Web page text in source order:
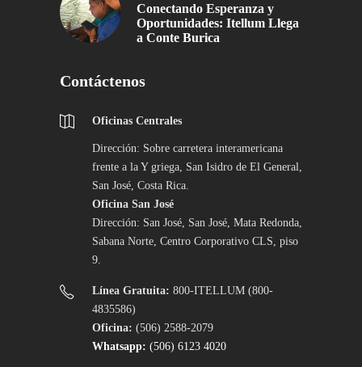
Conectando Esperanza y
Oportunidades: Itellum Llega
a Conte Burica
Contáctenos
Oficinas Centrales
Dirección: Sobre carretera interamericana
frente a la Y griega, San Isidro de El General,
San José, Costa Rica.
Oficina San José
Dirección: San José, San José, Mata Redonda,
Sabana Norte, Centro Corporativo CLS, piso
9.
Línea Gratuita: 800-ITELLUM (800-
4835586)
Oficina: (506) 2588-2079
Whatsapp: (506) 6123 4020